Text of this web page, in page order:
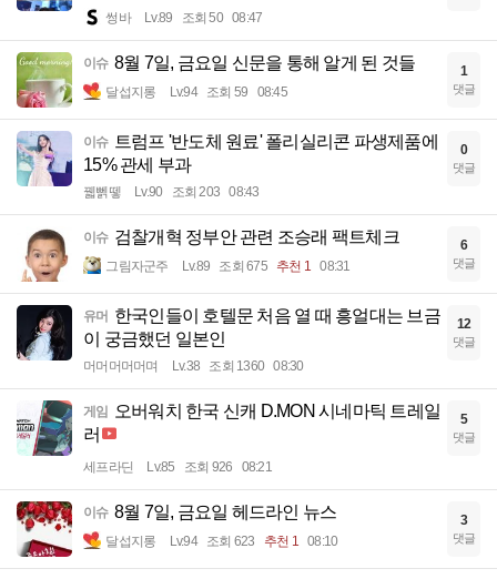
썽바 Lv.89 조회 50 08:47
이슈 8월 7일, 금요일 신문을 통해 알게 된 것들
달섭지롱 Lv.94 조회 59 08:45
1
댓글
이슈
트럼프 '반도체 원료' 폴리실리콘 파생제품에
15% 관세 부과
꿻뻵뗗 Lv.90 조회 203 08:43
0
댓글
이슈 검찰개혁 정부안 관련 조승래 팩트체크
그림자군주 Lv.89 조회 675 추천 1 08:31
6
댓글
유머 한국인들이 호텔문 처음 열 때 흥얼대는 브금
이 궁금했던 일본인
머머머머머며 Lv.38 조회 1360 08:30
12
댓글
게임 오버워치 한국 신캐 D.MON 시네마틱 트레일
러
세프라딘 Lv.85 조회 926 08:21
5
댓글
이슈 8월 7일, 금요일 헤드라인 뉴스
달섭지롱 Lv.94 조회 623 추천 1 08:10
3
댓글